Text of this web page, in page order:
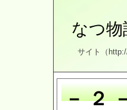
なつ物
サイト（
－ ２